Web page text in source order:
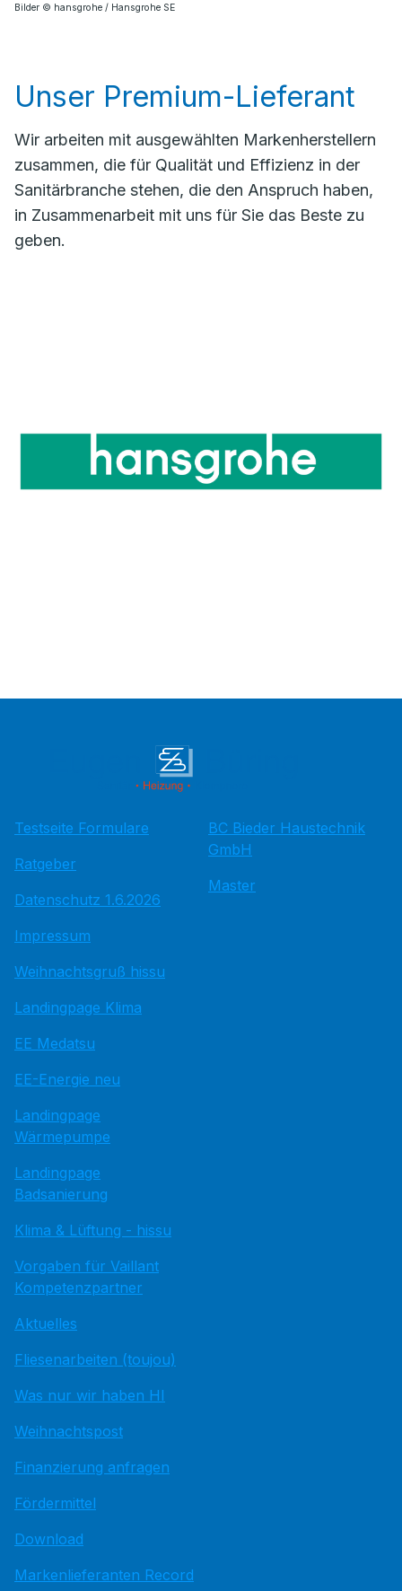
Bilder © hansgrohe / Hansgrohe SE
Unser Premium-Lieferant
Wir arbeiten mit ausgewählten Markenherstellern
zusammen, die für Qualität und Effizienz in der
Sanitärbranche stehen, die den Anspruch haben,
in Zusammenarbeit mit uns für Sie das Beste zu
geben.
Testseite Formulare
Ratgeber
Datenschutz 1.6.2026
Impressum
Weihnachtsgruß hissu
Landingpage Klima
EE Medatsu
EE-Energie neu
Landingpage
Wärmepumpe
Landingpage
Badsanierung
Klima & Lüftung - hissu
Vorgaben für Vaillant
Kompetenzpartner
Aktuelles
Fliesenarbeiten (toujou)
Was nur wir haben HI
Weihnachtspost
Finanzierung anfragen
Fördermittel
Download
Markenlieferanten Record
BC Bieder Haustechnik
GmbH
Master